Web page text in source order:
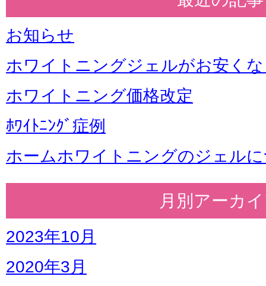
お知らせ
ホワイトニングジェルがお安く
ホワイトニング価格改定
ﾎﾜｲﾄﾆﾝｸﾞ症例
ホームホワイトニングのジェル
月別アーカ
2023年10月
2020年3月